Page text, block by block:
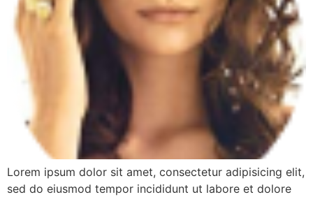
Lorem ipsum dolor sit amet, consectetur adipisicing elit,
sed do eiusmod tempor incididunt ut labore et dolore